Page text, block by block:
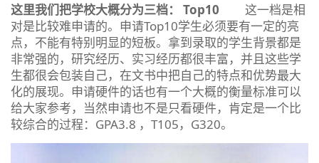
这里我们把学校大概分为三档：
Top10 这一档是相
对是比较难申请的。申请Top10学生必须要有一定的亮
点，不能有特别明显的短板。拿到录取的学生背景都是
非常强的，研究经历、实习经历都很丰富，并且这些学
生都很会包装自己，在文书中把自己的特点和优势最大
化的展现。申请硬件的话也有一个大概的衡量标准可以
给大家参考，当然申请也不是只看硬件，肯定是一个比
较综合的过程：GPA3.8 ，T105，G320。